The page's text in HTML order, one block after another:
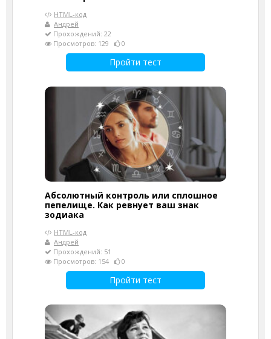
HTML-код
Андрей
Прохождений: 22
Просмотров: 129
0
Пройти тест
Абсолютный контроль или сплошное
пепелище. Как ревнует ваш знак
зодиака
HTML-код
Андрей
Прохождений: 51
Просмотров: 154
0
Пройти тест